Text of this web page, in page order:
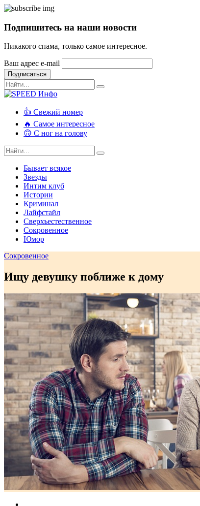
Подпишитесь на наши новости
Никакого спама, только самое интересное.
Ваш адрес e-mail
Подписаться
👍 Свежий номер
🔥 Самое интересное
🙃 С ног на голову
Бывает всякое
Звезды
Интим клуб
Истории
Криминал
Лайфстайл
Сверхъестественное
Сокровенное
Юмор
Сокровенное
Ищу девушку поближе к дому